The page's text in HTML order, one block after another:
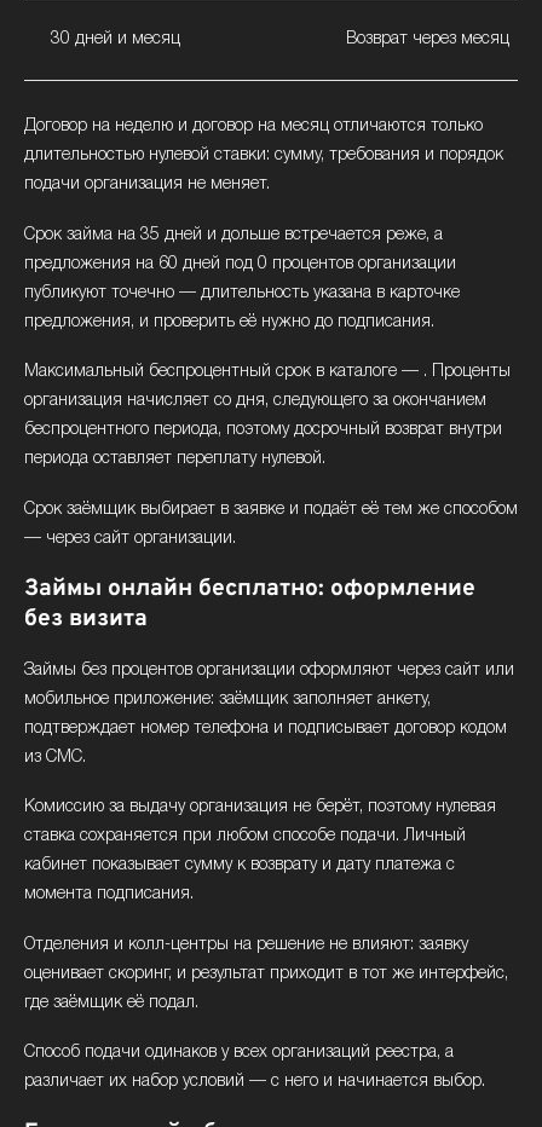
30 дней и месяц Возврат через месяц
Договор на неделю и договор на месяц отличаются только
длительностью нулевой ставки: сумму, требования и порядок
подачи организация не меняет.
Срок займа на 35 дней и дольше встречается реже, а
предложения на 60 дней под 0 процентов организации
публикуют точечно — длительность указана в карточке
предложения, и проверить её нужно до подписания.
Максимальный беспроцентный срок в каталоге — . Проценты
организация начисляет со дня, следующего за окончанием
беспроцентного периода, поэтому досрочный возврат внутри
периода оставляет переплату нулевой.
Срок заёмщик выбирает в заявке и подаёт её тем же способом
— через сайт организации.
Займы онлайн бесплатно: оформление
без визита
Займы без процентов организации оформляют через сайт или
мобильное приложение: заёмщик заполняет анкету,
подтверждает номер телефона и подписывает договор кодом
из СМС.
Комиссию за выдачу организация не берёт, поэтому нулевая
ставка сохраняется при любом способе подачи. Личный
кабинет показывает сумму к возврату и дату платежа с
момента подписания.
Отделения и колл-центры на решение не влияют: заявку
оценивает скоринг, и результат приходит в тот же интерфейс,
где заёмщик её подал.
Способ подачи одинаков у всех организаций реестра, а
различает их набор условий — с него и начинается выбор.